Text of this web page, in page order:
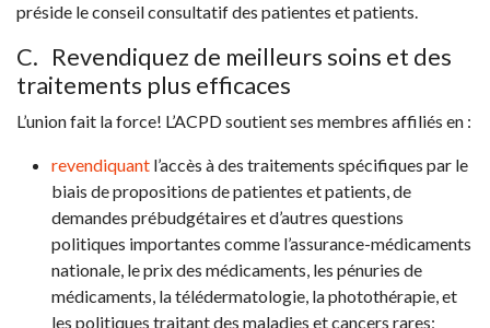
préside le conseil consultatif des patientes et patients.
C. Revendiquez de meilleurs soins et des
traitements plus efficaces
L’union fait la force! L’ACPD soutient ses membres affiliés en :
revendiquant l’accès à des traitements spécifiques par le
biais de propositions de patientes et patients, de
demandes prébudgétaires et d’autres questions
politiques importantes comme l’assurance-médicaments
nationale, le prix des médicaments, les pénuries de
médicaments, la télédermatologie, la photothérapie, et
les politiques traitant des maladies et cancers rares;